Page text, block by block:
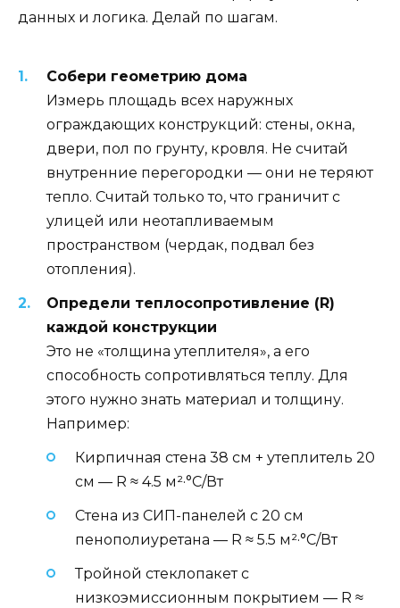
данных и логика. Делай по шагам.
Собери геометрию дома
Измерь площадь всех наружных
ограждающих конструкций: стены, окна,
двери, пол по грунту, кровля. Не считай
внутренние перегородки — они не теряют
тепло. Считай только то, что граничит с
улицей или неотапливаемым
пространством (чердак, подвал без
отопления).
Определи теплосопротивление (R)
каждой конструкции
Это не «толщина утеплителя», а его
способность сопротивляться теплу. Для
этого нужно знать материал и толщину.
Например:
Кирпичная стена 38 см + утеплитель 20
см — R ≈ 4.5 м²·°C/Вт
Стена из СИП-панелей с 20 см
пенополиуретана — R ≈ 5.5 м²·°C/Вт
Тройной стеклопакет с
низкоэмиссионным покрытием — R ≈